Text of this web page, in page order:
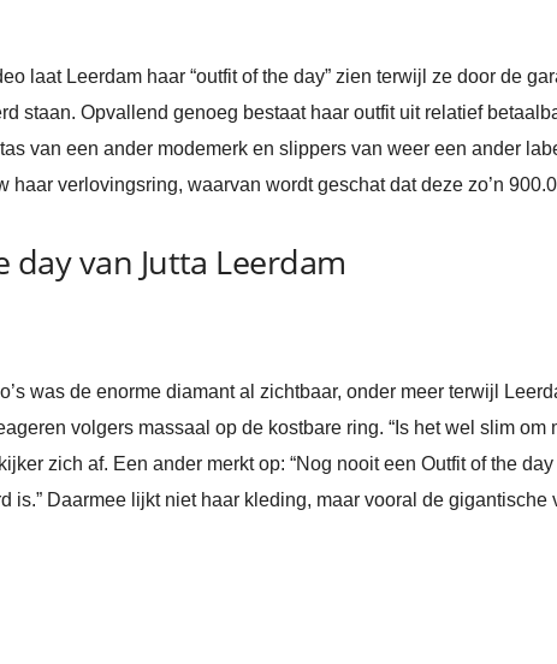
laat Leerdam haar “outfit of the day” zien terwijl ze door de
staan. Opvallend genoeg bestaat haar outfit uit relatief
van een ander modemerk en slippers van weer een ander
haar verlovingsring, waarvan wordt geschat dat deze zo’n
van Jutta Leerdam
was de enorme diamant al zichtbaar, onder meer terwijl
volgers massaal op de kostbare ring. “Is het wel slim
zich af. Een ander merkt op: “Nog nooit een Outfit of the
is.” Daarmee lijkt niet haar kleding, maar vooral de